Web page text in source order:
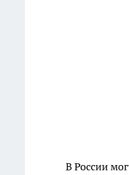
В России